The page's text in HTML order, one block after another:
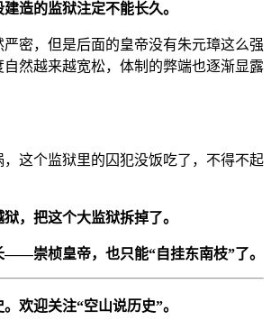
造的监狱注定不能长久。
密，但是后面的皇帝没有朱元璋这么强
然越来越宽松，体制的弊端也逐渐显露
这个监狱里的囚犯没饭吃了，不得不起
，把这个大监狱拆掉了。
——崇桢皇帝，也只能“自挂东南枝”了。
欢迎关注“空山说历史”。